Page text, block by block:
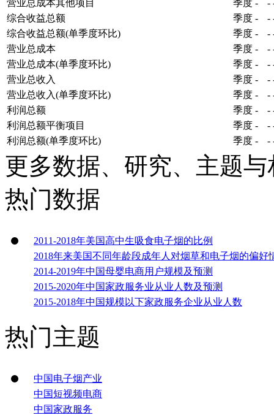
营业总成本其他项目
季度 - -
综合收益总额
季度 - -
综合收益总额(单季度环比)
季度 - -
营业总成本
季度 - -
营业总成本(单季度环比)
季度 - -
营业总收入
季度 - -
营业总收入(单季度环比)
季度 - -
利润总额
季度 - -
利润总额平衡项目
季度 - -
利润总额(单季度环比)
季度 - -
更多数据、研究、主题
热门数据
2011-2018年美国高中生吸食电子烟的比例
2018年来美国不同年龄段成年人对烟草和电子烟的偏好
2014-2019年中国母婴电商用户规模及预测
2015-2020年中国家政服务业从业人数及预测
2015-2018年中国规模以下家政服务企业从业人数
热门主题
中国电子烟产业
中国短视频电商
中国家政服务